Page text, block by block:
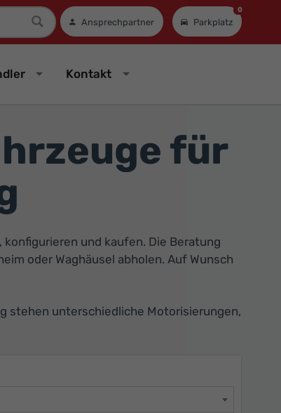
Ansprechpartner Parkplatz
0
Kontakt
für
und kaufen. Die Beratung
oder Waghäusel abholen. Auf Wunsch
stehen unterschiedliche Motorisierungen,